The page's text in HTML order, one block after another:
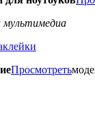
мультимедиа
Просмотреть